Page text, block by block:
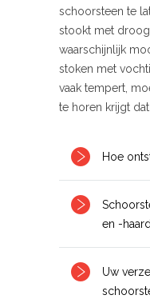
schoorsteen te
stookt met
waarschijnlijk
stoken met
vaak tempert,
te horen krijgt
Hoe
en -
Uw